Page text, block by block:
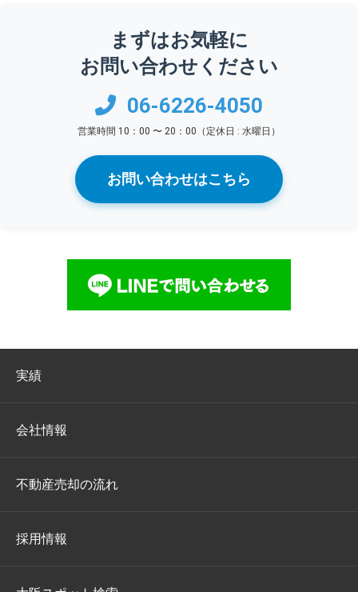
まずはお気軽に
お問い合わせください
06-6226-4050
営業時間 10：00 〜 20：00（定休日 : 水曜日）
お問い合わせはこちら
実績
会社情報
不動産売却の流れ
採用情報